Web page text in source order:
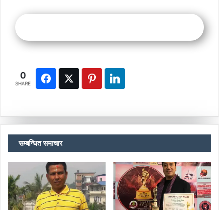
0
SHARE
सम्बन्धित समाचार